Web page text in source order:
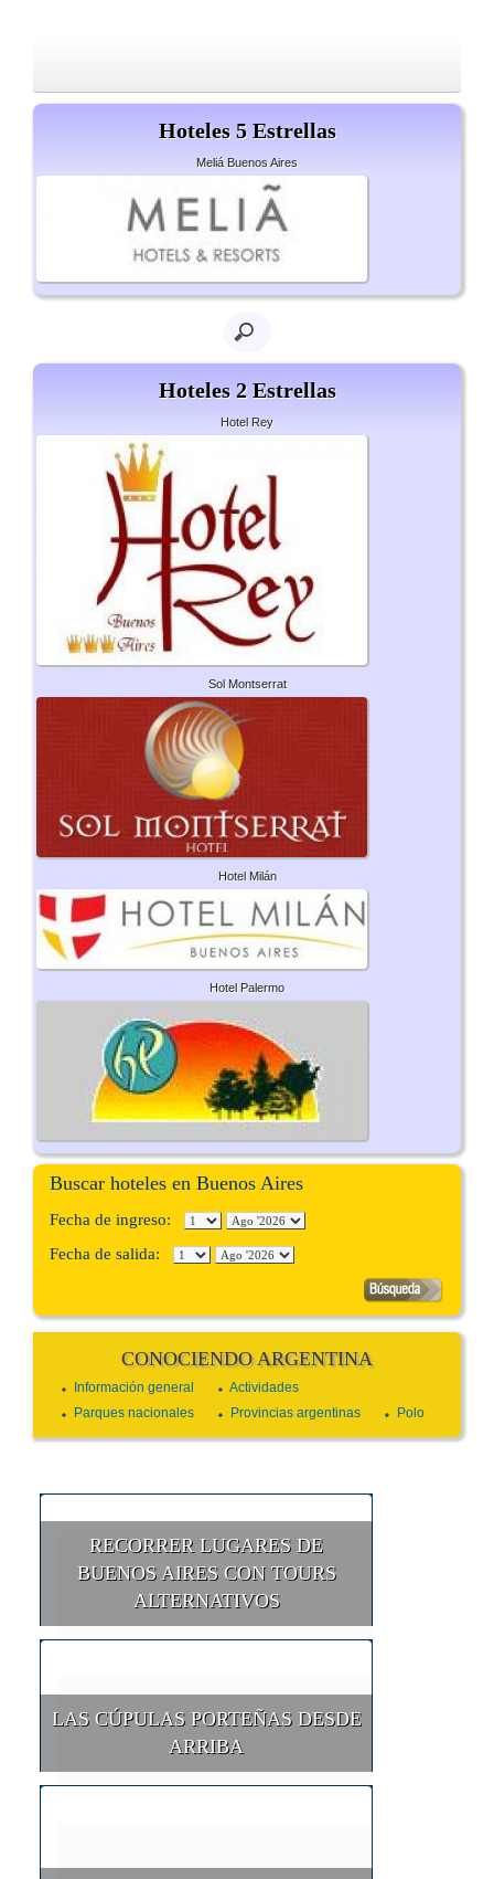
Hoteles 5 Estrellas
Meliá Buenos Aires
Hoteles 2 Estrellas
Hotel Rey
Sol Montserrat
Hotel Milán
Hotel Palermo
Buscar hoteles en Buenos Aires
Fecha de ingreso:
Fecha de salida:
CONOCIENDO ARGENTINA
Información general
Actividades
Parques nacionales
Provincias argentinas Polo
RECORRER LUGARES DE
BUENOS AIRES CON TOURS
ALTERNATIVOS
LAS CÚPULAS PORTEÑAS DESDE
ARRIBA